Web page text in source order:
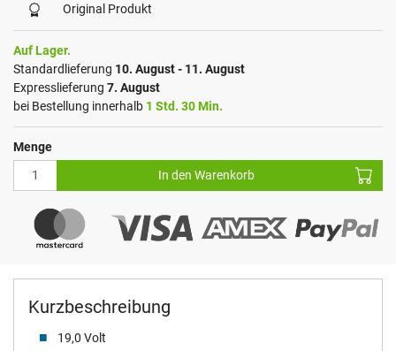
Kurzbeschreibung
19,0 Volt
Original Produkt
Auf Lager.
Standardlieferung 10. August - 11. August
Expresslieferung 7. August
bei Bestellung innerhalb 1 Std. 30 Min.
Menge
In den Warenkorb